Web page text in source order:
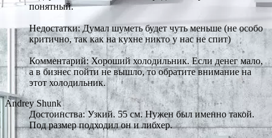
понятный.
Недостатки: Думал шуметь будет чуть меньше (не особо
критично, так как на кухне никто у нас не спит)
Комментарий: Хороший холодильник. Если денег мало,
а в бизнес пойти не вышло, то обратите внимание на
этот холодильник.
Andrey Shunk
Достоинства: Узкий. 55 см. Нужен был именно такой.
Под размер подходил он и либхер.